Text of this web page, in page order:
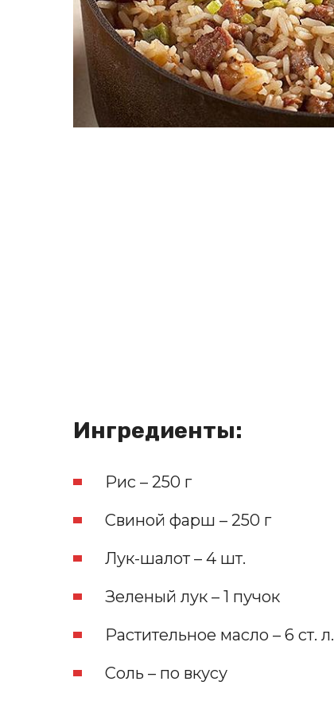
Ингредиенты:
Рис – 250 г
Свиной фарш – 250 г
Лук-шалот – 4 шт.
Зеленый лук – 1 пучок
Растительное масло – 6 ст. л.
Соль – по вкусу